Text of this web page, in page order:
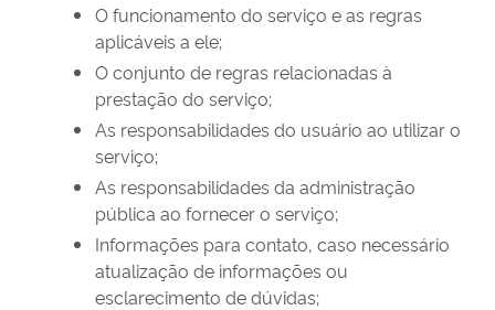
O funcionamento do serviço e as regras
aplicáveis a ele;
O conjunto de regras relacionadas à
prestação do serviço;
As responsabilidades do usuário ao utilizar o
serviço;
As responsabilidades da administração
pública ao fornecer o serviço;
Informações para contato, caso necessário
atualização de informações ou
esclarecimento de dúvidas;